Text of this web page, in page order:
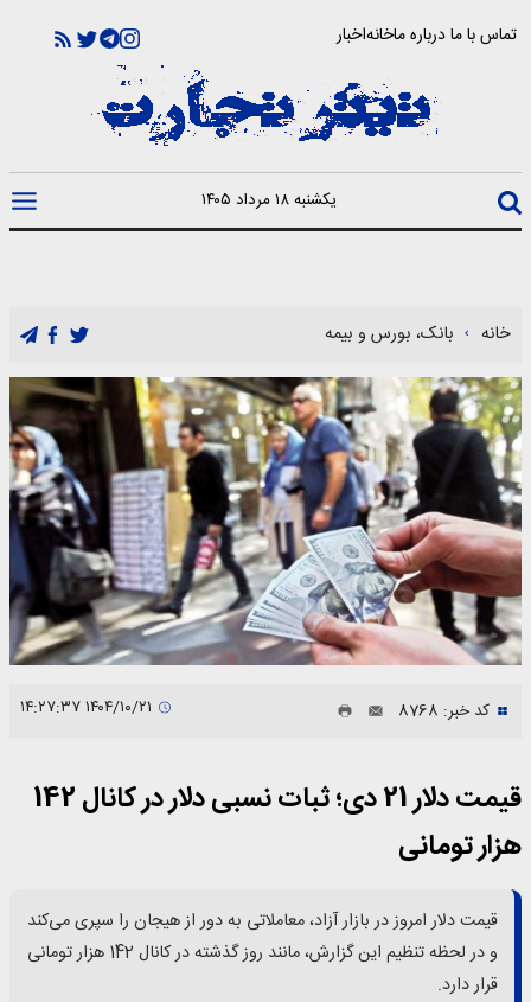
تماس با مادرباره ماخانهاخبار
یکشنبه ۱۸ مرداد ۱۴۰۵
خانه بانک، بورس و بیمه
کد خبر: 8768
قیمت دلار 21 دی؛ ثبات نسبی دلار در کانال 142
هزار تومانی
قیمت دلار امروز در بازار آزاد، معاملاتی به دور از هیجان را سپری می‌کند
و در لحظه تنظیم این گزارش، مانند روز گذشته در کانال 142 هزار تومانی
قرار دارد.